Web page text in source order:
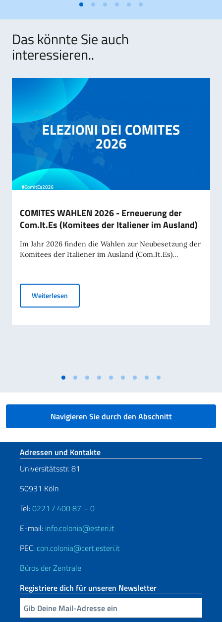
Das könnte Sie auch
interessieren..
COMITES WAHLEN 2026 - Erneuerung der
Com.It.Es (Komitees der Italiener im Ausland)
Im Jahr 2026 finden die Wahlen zur Neubesetzung der
Komitees der Italiener im Ausland (Com.It.Es)...
Weiterlesen
Navigieren Sie durch den Abschnitt
Fußbereich
Adressen und Kontakte
Universitätsstr. 81
50931 Köln
Tel:0221 / 400 87 – 0
E-mail: info.colonia@esteri.it
PEC: con.colonia@cert.esteri.it
Büros der Zentrale
Registriere dich für unseren Newsletter
Geben Sie Ihre E-Mail ein